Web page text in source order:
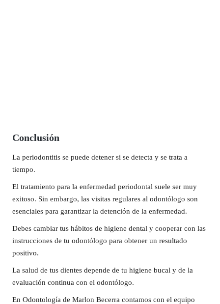
Conclusión
La periodontitis se puede detener si se detecta y se trata a
tiempo.
El tratamiento para la enfermedad periodontal suele ser muy
exitoso. Sin embargo, las visitas regulares al odontólogo son
esenciales para garantizar la detención de la enfermedad.
Debes cambiar tus hábitos de higiene dental y cooperar con las
instrucciones de tu odontólogo para obtener un resultado
positivo.
La salud de tus dientes depende de tu higiene bucal y de la
evaluación continua con el odontólogo.
En Odontología de Marlon Becerra contamos con el equipo